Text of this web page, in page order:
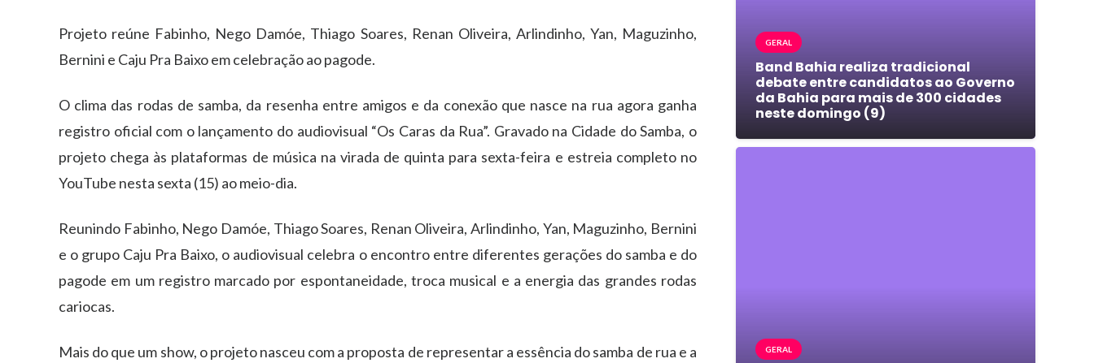
Projeto reúne Fabinho, Nego Damóe, Thiago Soares, Renan Oliveira, Arlindinho, Yan, Maguzinho,
Bernini e Caju Pra Baixo em celebração ao pagode.
O clima das rodas de samba, da resenha entre amigos e da conexão que nasce na rua agora ganha
registro oficial com o lançamento do audiovisual “Os Caras da Rua”. Gravado na Cidade do Samba, o
projeto chega às plataformas de música na virada de quinta para sexta-feira e estreia completo no
YouTube nesta sexta (15) ao meio-dia.
Reunindo Fabinho, Nego Damóe, Thiago Soares, Renan Oliveira, Arlindinho, Yan, Maguzinho, Bernini
e o grupo Caju Pra Baixo, o audiovisual celebra o encontro entre diferentes gerações do samba e do
pagode em um registro marcado por espontaneidade, troca musical e a energia das grandes rodas
cariocas.
Mais do que um show, o projeto nasceu com a proposta de representar a essência do samba de rua e a
GERAL
Band Bahia realiza tradicional
debate entre candidatos ao Governo
da Bahia para mais de 300 cidades
neste domingo (9)
GERAL